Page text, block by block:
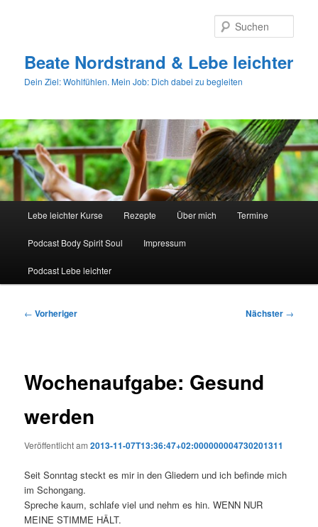
Beate Nordstrand & Lebe leichter
Dein Ziel: Wohlfühlen. Mein Job: Dich dabei zu begleiten
Lebe leichter Kurse Rezepte Über mich Termine
Podcast Body Spirit Soul Impressum
Podcast Lebe leichter
Beitragsnavigation
← Vorheriger Nächster →
Wochenaufgabe: Gesund
werden
Veröffentlicht am2013-11-07T13:36:47+02:000000004730201311
Seit Sonntag steckt es mir in den Gliedern und ich befinde mich
im Schongang.
Spreche kaum, schlafe viel und nehm es hin. WENN NUR
MEINE STIMME HÄLT.